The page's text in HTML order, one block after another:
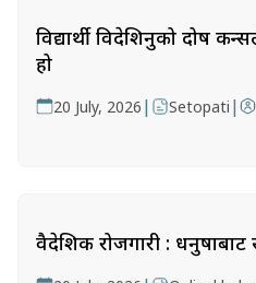
विद्यार्थी विदेशिनुको दोष
हो
20 July, 2026 | Setopati |
वैदेशिक रोजगारी :